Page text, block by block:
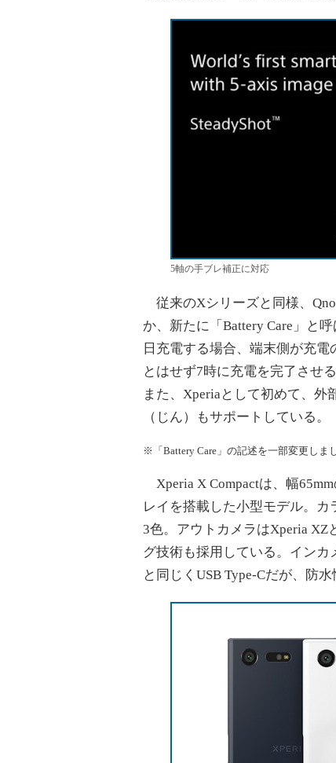
5軸の手ブレ補正に対応
従来のXシリーズと同様、
か、新たに「Battery Care」と
日充電する場合、端末側が充
とはせず7時に充電を完了させ
また、Xperiaとして初めて、外
（じん）もサポートしている。
※「Battery Care」の記述を一部変更しま
Xperia X Compactは、幅
レイを搭載した小型モデル。
3色。アウトカメラはXperia XZ
グ技術も採用している。イン
と同じくUSB Type-Cだが、防